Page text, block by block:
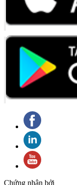
Chứng nhận bởi